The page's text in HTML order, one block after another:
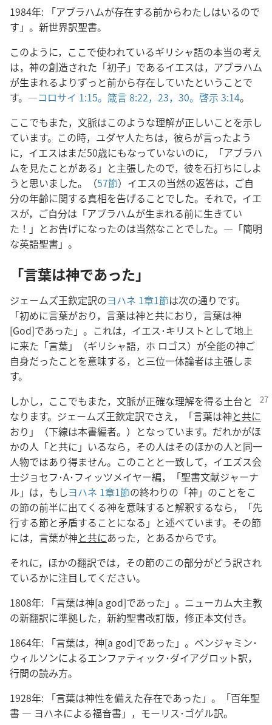
1984年: 「アブラハムが存在する前からわたしはいるので
す」。新世界訳聖書。
このように，ここで使われているギリシャ語の本当の考え
は，神の創造された「初子」であるイエスは，アブラハム
が生まれるよりずっと前から存在していたということで
す。―コロサイ 1:15。 箴言 8:22，23， 30。 啓示 3:14。
ここでもまた，文脈はこのような理解が正しいことを示し
ています。この時，ユダヤ人たちは，彼らが言ったよう
に，イエスはまだ50歳にもなっていないのに，「アブラハ
ムを見たことがある」と主張したので，彼を石打ちにしよ
うと思いました。（57節）イエスの当然の返答は，ご自
分の年齢に関する真相を告げることでした。それで，イエ
スが，ご自分は「アブラハムが生まれる前に生きてい
た！」とお告げになったのは当然なことでした。―「簡明
な英語聖書」。
「言葉は神であった」
ジェームズ王欽定訳のヨハネ 1章1節は次の通りです。
「初めに言葉がおり，言葉は神と共におり，言葉は神
[God]であった」。これは，イエス･キリストとして地上
に来た「言葉」（ギリシャ語，ホ ロゴス）が全能の神ご
自身だったことを意味する，と三位一体論者は主張しま
す。
しかし，ここでもまた，文脈が正確な理解を得る土台と
なります。ジェームズ王欽定訳でさえ，「言葉は神と共に
おり」（下線は本書編者。）となっています。だれかがほ
かの人「と共に」いるなら，その人はそのほかの人と同一
人物ではあり得ません。このことと一致して，イエズス会
士ジョセフ･A･フィッツメイヤー編，「聖書文献ジャーナ
ル」は，もしヨハネ 1章1節の終わりの「神」のことをこ
の節の前半に出てくる神を意味すると解釈するなら，「先
行する節と矛盾することになる」と述べています。その節
には，言葉が神と共にあった，とあるからです。
それに，ほかの翻訳では，その節のこの部分がどう訳され
ているかに注目してください。
1808年: 「言葉は神[a god]であった」。ニューカム大主教
の新翻訳に準拠した，新約聖書改訂版，修正本文付き。
1864年: 「言葉は，神[a god]であった」。ベンジャミン･
ウィルソンによるエンファティック･ダイアグロット訳，
行間の読み方。
1928年: 「言葉は神性を備えた存在であった」。「百年聖
書 ― ヨハネによる福音書」，モーリス･ゴゲル訳。